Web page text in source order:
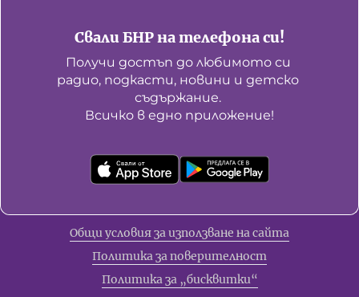
Свали БНР на телефона си!
Получи достъп до любимото си
радио, подкасти, новини и детско
съдържание.
Всичко в едно приложение!
Общи условия за използване на сайта
Политика за поверителност
Политика за „бисквитки“